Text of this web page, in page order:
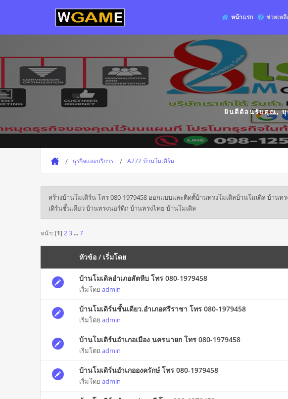
หน้าแรก ช่วยเหลื
ยินดีต้อนรับคุณ,
ธุรกิจและบริการ A272 บ้านโมเดิร์น
สร้างบ้านโมเดิร์น โทร 080-1979458 ออกแบบและติดตั้บ้านทรงโมเดิลบ้านโมเดิล บ้า
เดิร์นชั้นเดียว บ้านทรงนอร์ดิก บ้านทรงไทย บ้านโมเดิล
หน้า: [1] 2 3 ...7
หัวข้อ / เริ่มโดย
บ้านโมเดิลอำเภอสัตหีบ โทร 080-1979458
เริ่มโดยadmin
บ้านโมเดิร์นชั้นเดียว.อำเภอศรีราชา โทร 080-1979458
เริ่มโดยadmin
บ้านโมเดิร์นอำเภอเมือง นครนายก โทร 080-1979458
เริ่มโดยadmin
บ้านโมเดิร์นอำเภอองครักษ์ โทร 080-1979458
เริ่มโดยadmin